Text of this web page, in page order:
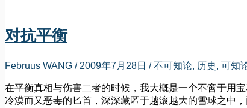
心？
对抗平衡
Februus WANG / 2009年7月28日 /不可知论, 历史, 可知
在平衡真相与伤害二者的时候，我大概是一个不啻于用
冷漠而又恶毒的匕首，深深藏匿于越滚越大的雪球之中